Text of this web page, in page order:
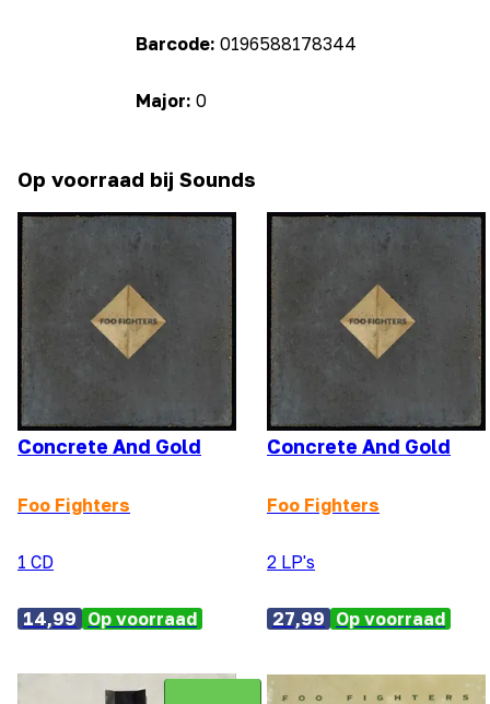
Barcode: 0196588178344
Major: 0
Op voorraad bij Sounds
Concrete And Gold
Foo Fighters
1 CD
14,99 Op voorraad
Concrete And Gold
Foo Fighters
2 LP's
27,99 Op voorraad